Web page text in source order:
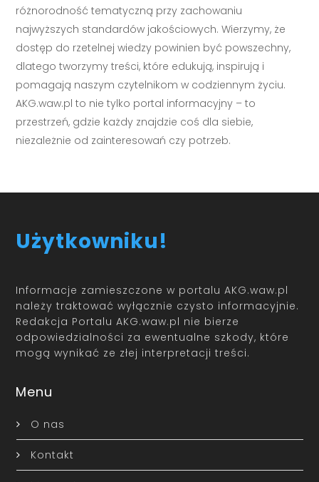
różnorodność tematyczną przy zachowaniu
najwyższych standardów jakościowych. Wierzymy, że
dostęp do rzetelnej wiedzy powinien być powszechny,
dlatego tworzymy treści, które edukują, inspirują i
pomagają naszym czytelnikom w codziennym życiu.
AKG.waw.pl to nie tylko portal informacyjny – to
przestrzeń, gdzie każdy znajdzie coś dla siebie,
niezależnie od zainteresowań czy potrzeb.
Użytkowniku!
Informacje zamieszczone w portalu AKG.waw.pl
należy traktować wyłącznie czysto informacyjnie.
Redakcja Portalu AKG.waw.pl nie bierze
odpowiedzialności za ewentualne szkody, które
mogą wynikać ze złej interpretacji treści.
Menu
O nas
Kontakt